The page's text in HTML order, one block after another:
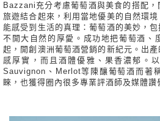
Bazzani充分考慮葡萄酒與美食的搭配
旅遊結合起來，利用當地優美的自然環
能感受到生活的真理：葡萄酒的美妙，
不開大自然的厚愛。成功地把葡萄酒、
起，開創澳洲葡萄酒營銷的新紀元。出
感厚實，而且酒體優雅、果香濃郁。
Sauvignon、Merlot等陳釀葡萄酒而著
睞，也獲得圈內很多專業評酒師及媒體讚